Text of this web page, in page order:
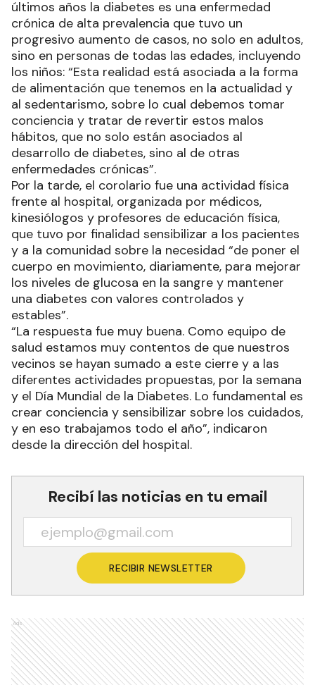
últimos años la diabetes es una enfermedad
crónica de alta prevalencia que tuvo un
progresivo aumento de casos, no solo en adultos,
sino en personas de todas las edades, incluyendo
los niños: “Esta realidad está asociada a la forma
de alimentación que tenemos en la actualidad y
al sedentarismo, sobre lo cual debemos tomar
conciencia y tratar de revertir estos malos
hábitos, que no solo están asociados al
desarrollo de diabetes, sino al de otras
enfermedades crónicas”.
Por la tarde, el corolario fue una actividad física
frente al hospital, organizada por médicos,
kinesiólogos y profesores de educación física,
que tuvo por finalidad sensibilizar a los pacientes
y a la comunidad sobre la necesidad “de poner el
cuerpo en movimiento, diariamente, para mejorar
los niveles de glucosa en la sangre y mantener
una diabetes con valores controlados y
estables”.
“La respuesta fue muy buena. Como equipo de
salud estamos muy contentos de que nuestros
vecinos se hayan sumado a este cierre y a las
diferentes actividades propuestas, por la semana
y el Día Mundial de la Diabetes. Lo fundamental es
crear conciencia y sensibilizar sobre los cuidados,
y en eso trabajamos todo el año”, indicaron
desde la dirección del hospital.
Recibí las noticias en tu email
RECIBIR NEWSLETTER
Ads